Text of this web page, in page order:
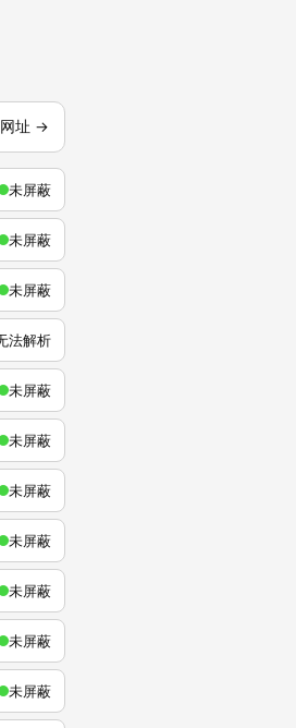
址 →
未屏蔽
未屏蔽
未屏蔽
法解析
未屏蔽
未屏蔽
未屏蔽
未屏蔽
未屏蔽
未屏蔽
未屏蔽